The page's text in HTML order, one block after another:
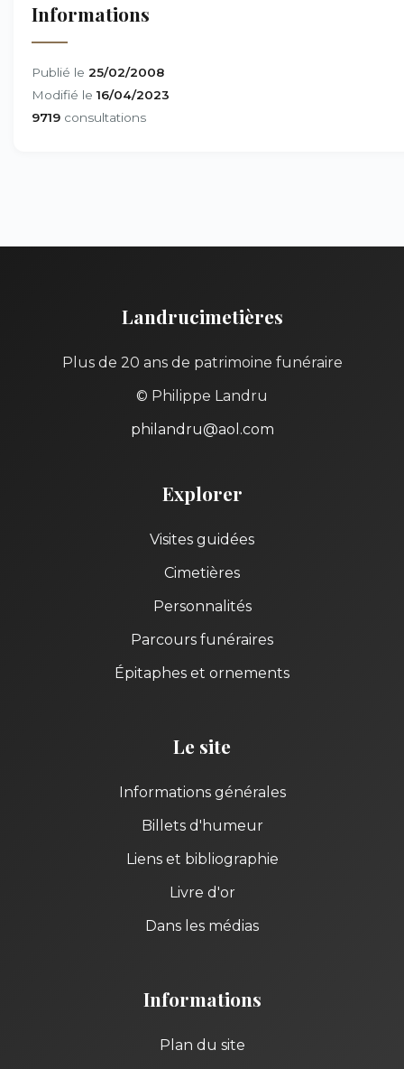
Informations
Publié le 25/02/2008
Modifié le 16/04/2023
9719 consultations
Landrucimetières
Plus de 20 ans de patrimoine funéraire
© Philippe Landru
philandru@aol.com
Explorer
Visites guidées
Cimetières
Personnalités
Parcours funéraires
Épitaphes et ornements
Le site
Informations générales
Billets d'humeur
Liens et bibliographie
Livre d'or
Dans les médias
Informations
Plan du site